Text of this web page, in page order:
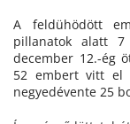
A feldühödött
pillanatok alatt
december 12.-ég
52 embert vitt el
negyedévente 25